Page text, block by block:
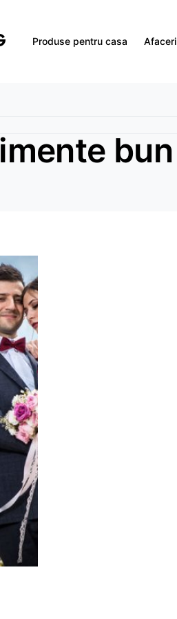
Produse pentru casa Afaceri
bun